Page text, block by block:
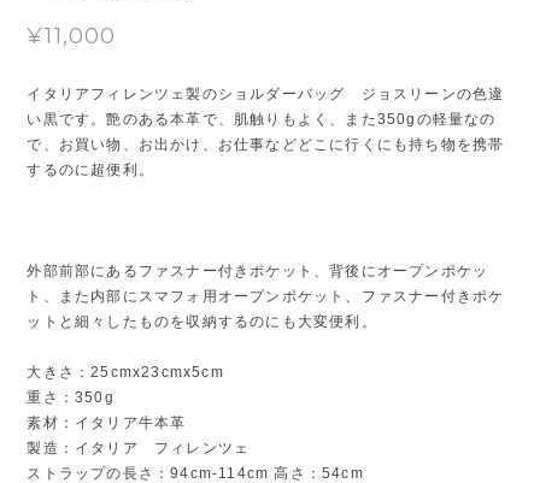
¥11,000
イタリアフィレンツェ製のショルダーバッグ ジョスリーンの色違
い黒です。艶のある本革で、肌触りもよく、また350gの軽量なの
で、お買い物、お出かけ、お仕事などどこに行くにも持ち物を携帯
するのに超便利。
外部前部にあるファスナー付きポケット、背後にオープンポケッ
ト、また内部にスマフォ用オープンポケット、ファスナー付きポケ
ットと細々したものを収納するのにも大変便利。
大きさ：25cmx23cmx5cm
重さ：350g
素材：イタリア牛本革
製造：イタリア フィレンツェ
ストラップの長さ：94cm-114cm 高さ：54cm